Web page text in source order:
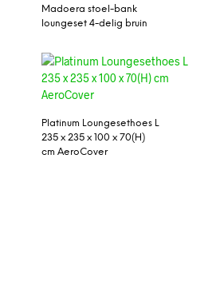
Madoera stoel-bank
loungeset 4-delig bruin
Platinum Loungesethoes L
235 x 235 x 100 x 70(H)
cm AeroCover